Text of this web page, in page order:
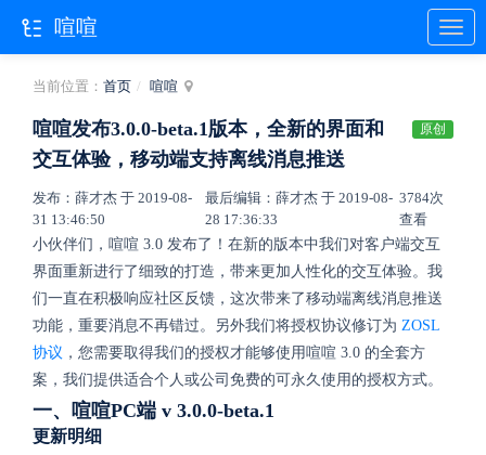
当前位置： 首页 喧喧
喧喧发布3.0.0-beta.1版本，全新的界面和
交互体验，移动端支持离线消息推送
原创
发布：薛才杰 于 2019-08-
31 13:46:50
最后编辑：薛才杰 于 2019-08-
28 17:36:33
3784次
查看
小伙伴们，喧喧 3.0 发布了！在新的版本中我们对客户端交互
界面重新进行了细致的打造，带来更加人性化的交互体验。我
们一直在积极响应社区反馈，这次带来了移动端离线消息推送
功能，重要消息不再错过。另外我们将授权协议修订为 ZOSL
协议 ，您需要取得我们的授权才能够使用喧喧 3.0 的全套方
案，我们提供适合个人或公司免费的可永久使用的授权方式。
一、喧喧PC端 v 3.0.0-beta.1
更新明细
喧喧